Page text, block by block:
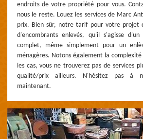
endroits de votre propriété pour vous.
nous le reste. Louez les services de Marc
prix. Bien sûr, notre tarif pour votre projet
d'encombrants enlevés, qu'il s'agisse
complet, même simplement pour un
ménagères. Notons également la
les cas, vous ne trouverez pas de services
qualité/prix ailleurs. N'hésitez pas à
maintenant.